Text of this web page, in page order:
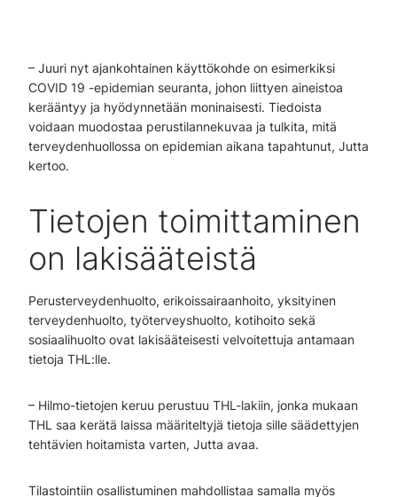
– Juuri nyt ajankohtainen käyttökohde on esimerkiksi
COVID 19 -epidemian seuranta, johon liittyen aineistoa
kerääntyy ja hyödynnetään moninaisesti. Tiedoista
voidaan muodostaa perustilannekuvaa ja tulkita, mitä
terveydenhuollossa on epidemian aikana tapahtunut, Jutta
kertoo.
Tietojen toimittaminen
on lakisääteistä
Perusterveydenhuolto, erikoissairaanhoito, yksityinen
terveydenhuolto, työterveyshuolto, kotihoito sekä
sosiaalihuolto ovat lakisääteisesti velvoitettuja antamaan
tietoja THL:lle.
– Hilmo-tietojen keruu perustuu THL-lakiin, jonka mukaan
THL saa kerätä laissa määriteltyjä tietoja sille säädettyjen
tehtävien hoitamista varten, Jutta avaa.
Tilastointiin osallistuminen mahdollistaa samalla myös